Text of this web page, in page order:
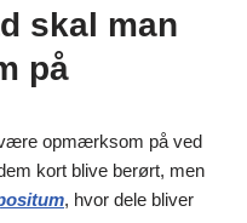
skal man
på
opmærksom på ved
kort blive berørt, men
, hvor dele bliver